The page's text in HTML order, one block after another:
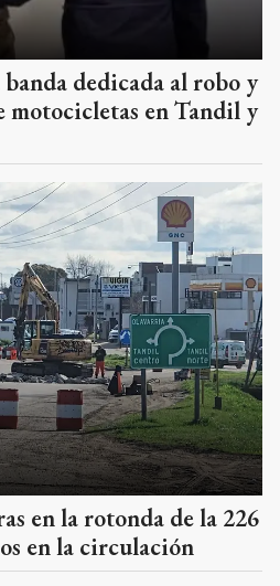
dedicada al robo y
motocicletas en Tandil y
en la rotonda de la 226
en la circulación